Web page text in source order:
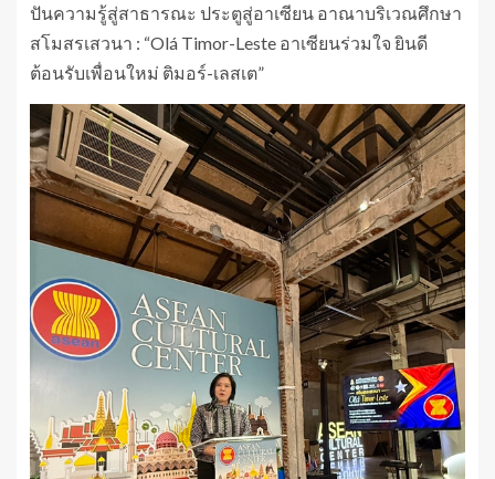
ปันความรู้สู่สาธารณะ ประตูสู่อาเซียน อาณาบริเวณศึกษา
สโมสรเสวนา : “Olá Timor-Leste อาเซียนร่วมใจ ยินดี
ต้อนรับเพื่อนใหม่ ติมอร์-เลสเต”